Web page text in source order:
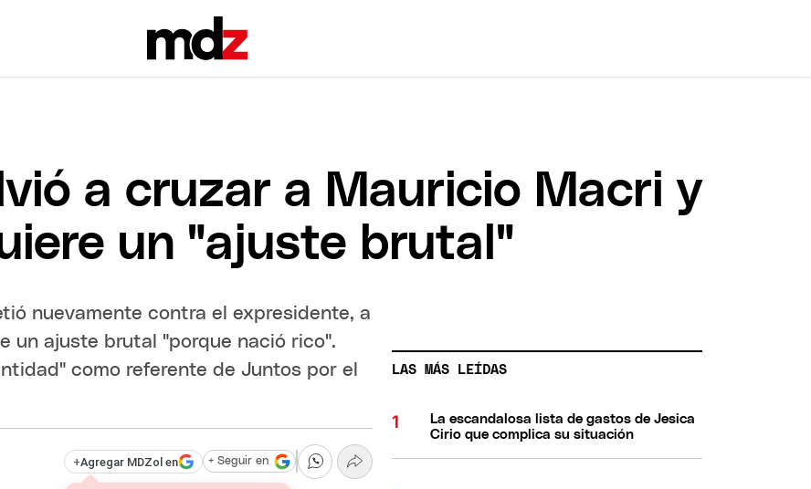
a cruzar a Mauricio Macri y
un "ajuste brutal"
nuevamente contra el expresidente, a
un ajuste brutal "porque nació rico".
como referente de Juntos por el
+Agregar MDZol en + Seguir en
LAS MÁS LEÍDAS
La escandalosa lista de gastos de Jesica
Cirio que complica su situación